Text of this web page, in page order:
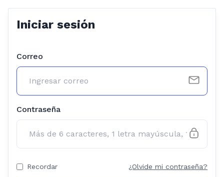
Iniciar sesión
Correo
Contraseña
Recordar ¿Olvide mi contraseña?